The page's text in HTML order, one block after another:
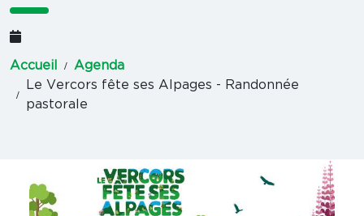
Accueil
Agenda
Le Vercors fête ses Alpages - Randonnée
pastorale